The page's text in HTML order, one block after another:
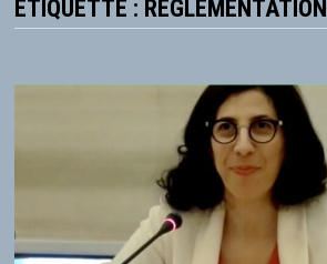
ÉTIQUETTE : RÉGLEMENTATION